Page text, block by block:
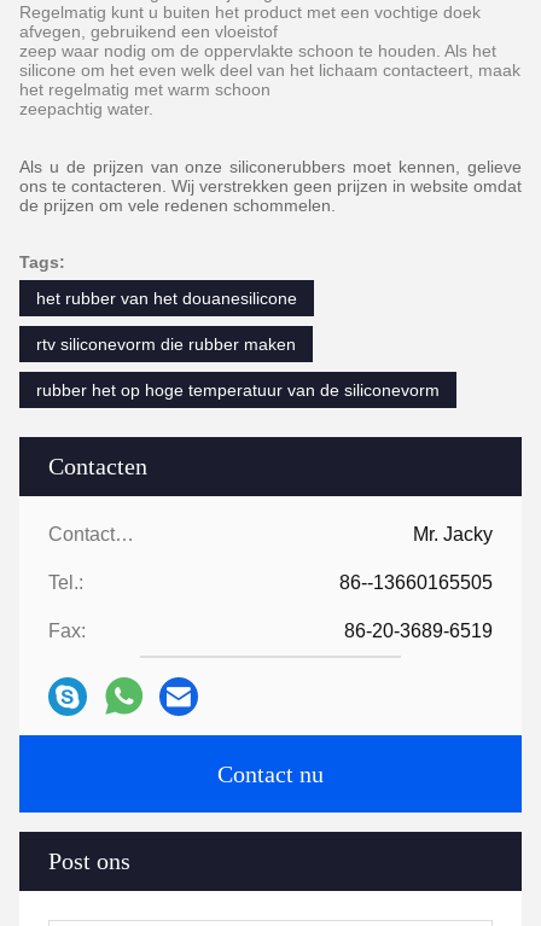
Contacten
Contacten: Mr. Jacky
Tel.: 86--13660165505
Fax: 86-20-3689-6519
Contact nu
Post ons
Regelmatig kunt u buiten het product met een vochtige doek
afvegen, gebruikend een vloeistof
zeep waar nodig om de oppervlakte schoon te houden. Als het
silicone om het even welk deel van het lichaam contacteert, maak
het regelmatig met warm schoon
zeepachtig water.
Als u de prijzen van onze siliconerubbers moet kennen, gelieve
ons te contacteren. Wij verstrekken geen prijzen in website omdat
de prijzen om vele redenen schommelen.
Tags:
het rubber van het douanesilicone
rtv siliconevorm die rubber maken
rubber het op hoge temperatuur van de siliconevorm